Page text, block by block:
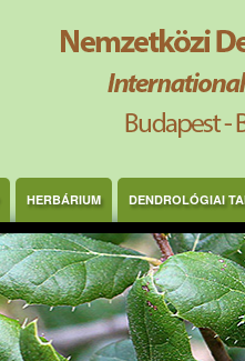
HERBÁRIUM DENDROLÓGIAI